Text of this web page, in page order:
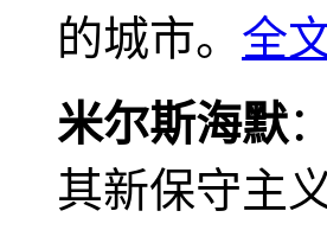
的城市。 全
米尔斯海默
其新保守主